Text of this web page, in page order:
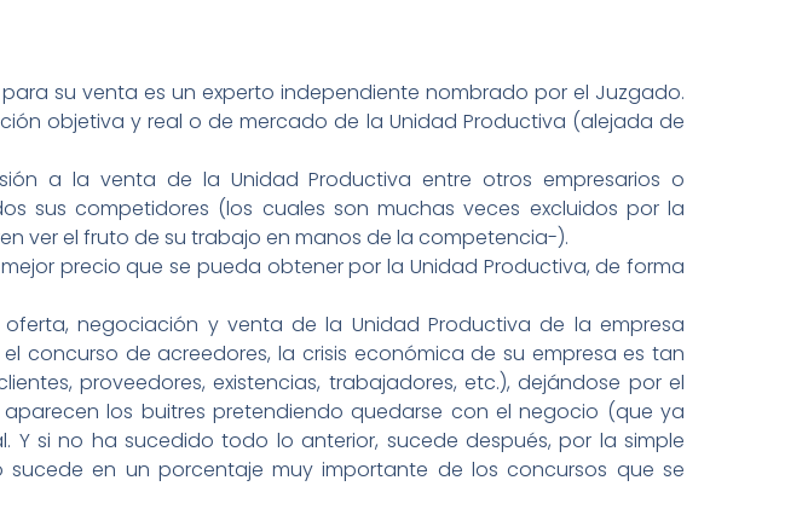
su venta es un experto independiente nombrado por el Juzgado.
objetiva y real o de mercado de la Unidad Productiva (alejada de
a la venta de la Unidad Productiva entre otros empresarios o
sus competidores (los cuales son muchas veces excluidos por la
ver el fruto de su trabajo en manos de la competencia-).
precio que se pueda obtener por la Unidad Productiva, de forma
negociación y venta de la Unidad Productiva de la empresa
concurso de acreedores, la crisis económica de su empresa es tan
proveedores, existencias, trabajadores, etc.), dejándose por el
los buitres pretendiendo quedarse con el negocio (que ya
si no ha sucedido todo lo anterior, sucede después, por la simple
en un porcentaje muy importante de los concursos que se